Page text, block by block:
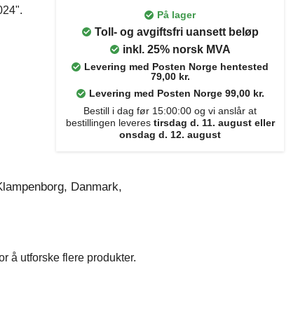
På lager
Toll- og avgiftsfri uansett beløp
inkl. 25% norsk MVA
Levering med Posten Norge hentested
79,00 kr.
Levering med Posten Norge 99,00 kr.
Bestill i dag før 15:00:00 og vi anslår at
bestillingen leveres tirsdag d. 11. august eller
onsdag d. 12. august
Danmark,
å utforske flere produkter.